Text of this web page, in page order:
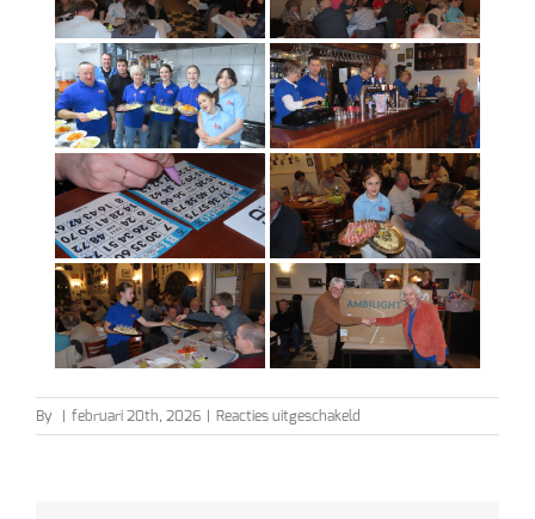
By februari 20th, 2026 Reacties uitgeschakeld
Bingo